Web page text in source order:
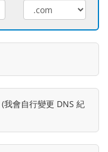
我會自行變更 DNS 紀